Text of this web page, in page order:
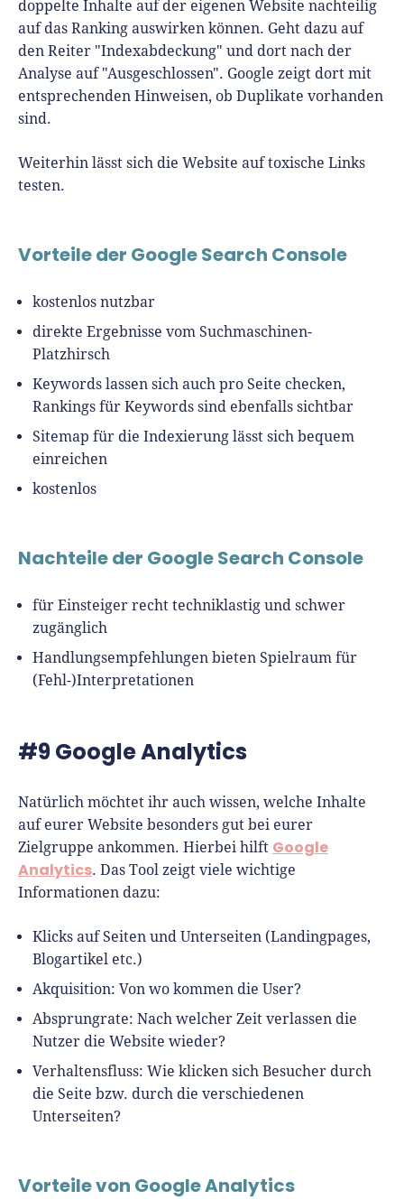
doppelte Inhalte auf der eigenen Website nachteilig
auf das Ranking auswirken können. Geht dazu auf
den Reiter "Indexabdeckung" und dort nach der
Analyse auf "Ausgeschlossen". Google zeigt dort mit
entsprechenden Hinweisen, ob Duplikate vorhanden
sind.
Weiterhin lässt sich die Website auf toxische Links
testen.
Vorteile der Google Search Console
kostenlos nutzbar
direkte Ergebnisse vom Suchmaschinen-
Platzhirsch
Keywords lassen sich auch pro Seite checken,
Rankings für Keywords sind ebenfalls sichtbar
Sitemap für die Indexierung lässt sich bequem
einreichen
kostenlos
Nachteile der Google Search Console
für Einsteiger recht techniklastig und schwer
zugänglich
Handlungsempfehlungen bieten Spielraum für
(Fehl-)Interpretationen
#9 Google Analytics
Natürlich möchtet ihr auch wissen, welche Inhalte
auf eurer Website besonders gut bei eurer
Zielgruppe ankommen. Hierbei hilft Google
Analytics. Das Tool zeigt viele wichtige
Informationen dazu:
Klicks auf Seiten und Unterseiten (Landingpages,
Blogartikel etc.)
Akquisition: Von wo kommen die User?
Absprungrate: Nach welcher Zeit verlassen die
Nutzer die Website wieder?
Verhaltensfluss: Wie klicken sich Besucher durch
die Seite bzw. durch die verschiedenen
Unterseiten?
Vorteile von Google Analytics